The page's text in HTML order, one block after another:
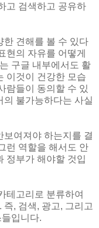
고 검색하고 공유하
한 견해를 볼 수 있다
현의 자유를 어떻게
구글 내부에서도 활
이것이 건강한 모습
람들이 동의할 수 있
의 불가능하다는 사실
보여져야 하는지를 결
런 역할을 해서도 안
정부가 해야할 것입
테고리로 분류하여
, 검색, 광고, 그리고
입니다.